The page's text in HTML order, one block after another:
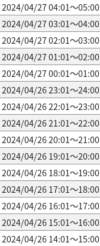
2024/04/27 04:01～05:00
2024/04/27 03:01～04:00
2024/04/27 02:01～03:00
2024/04/27 01:01～02:00
2024/04/27 00:01～01:00
2024/04/26 23:01～24:00
2024/04/26 22:01～23:00
2024/04/26 21:01～22:00
2024/04/26 20:01～21:00
2024/04/26 19:01～20:00
2024/04/26 18:01～19:00
2024/04/26 17:01～18:00
2024/04/26 16:01～17:00
2024/04/26 15:01～16:00
2024/04/26 14:01～15:00